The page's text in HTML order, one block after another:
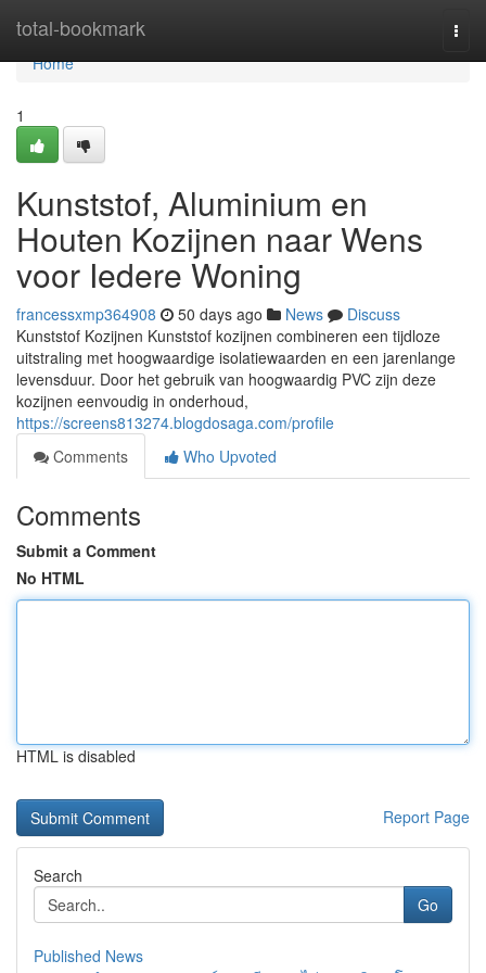
total-bookmark
Home
Home
1
Kunststof, Aluminium en
Houten Kozijnen naar Wens
voor Iedere Woning
francessxmp364908 50 days ago News
Discuss
Kunststof Kozijnen Kunststof kozijnen combineren een tijdloze
uitstraling met hoogwaardige isolatiewaarden en een jarenlange
levensduur. Door het gebruik van hoogwaardig PVC zijn deze
kozijnen eenvoudig in onderhoud,
https://screens813274.blogdosaga.com/profile
Comments
Who Upvoted
Comments
Submit a Comment
No HTML
HTML is disabled
Report Page
Search
Go
Published News